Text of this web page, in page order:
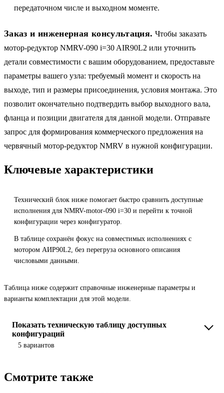
передаточном числе и выходном моменте.
Заказ и инженерная консультация. Чтобы заказать
мотор-редуктор NMRV-090 i=30 AIR90L2 или уточнить
детали совместимости с вашим оборудованием, предоставьте
параметры вашего узла: требуемый момент и скорость на
выходе, тип и размеры присоединения, условия монтажа. Это
позволит окончательно подтвердить выбор выходного вала,
фланца и позиции двигателя для данной модели. Отправьте
запрос для формирования коммерческого предложения на
червячный мотор-редуктор NMRV в нужной конфигурации.
Ключевые характеристики
Технический блок ниже помогает быстро сравнить доступные
исполнения для NMRV-motor-090 i=30 и перейти к точной
конфигурации через конфигуратор.
В таблице сохранён фокус на совместимых исполнениях с
мотором АИР90L2, без перегруза основного описания
числовыми данными.
Таблица ниже содержит справочные инженерные параметры и
варианты комплектации для этой модели.
Показать техническую таблицу доступных
конфигураций
5 вариантов
Смотрите также